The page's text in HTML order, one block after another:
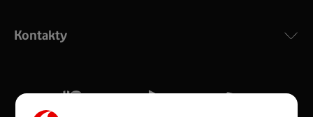
silný signál pro celou domácnost. Kompaktní rozměry 21
Více o COMPAL CH7465VF
Kontakty